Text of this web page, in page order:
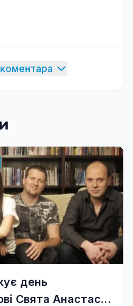
день
Свята Анастасія